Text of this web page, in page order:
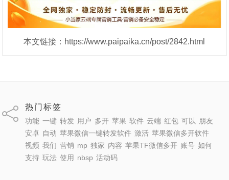
本文链接：https://www.paipaika.cn/post/2842.html
热门标签
功能 一键 转发 用户 多开 苹果 软件 云端 红包 可以
朋友
安卓 自动 苹果微信一键转发软件 激活 苹果微信多开软件
视频 我们 营销 mp 独家 内容 苹果TF微信多开 账号 如何
支持 玩法 使用 nbsp 活动码